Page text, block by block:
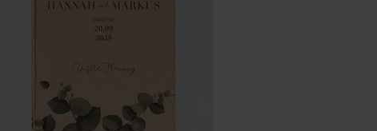
Bleistift aus Holz mit grünem Windrad